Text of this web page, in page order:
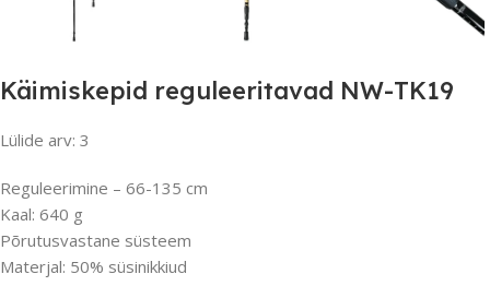
Käimiskepid reguleeritavad NW-TK19
Lülide arv: 3
Reguleerimine – 66-135 cm
Kaal: 640 g
Põrutusvastane süsteem
Materjal: 50% süsinikkiud